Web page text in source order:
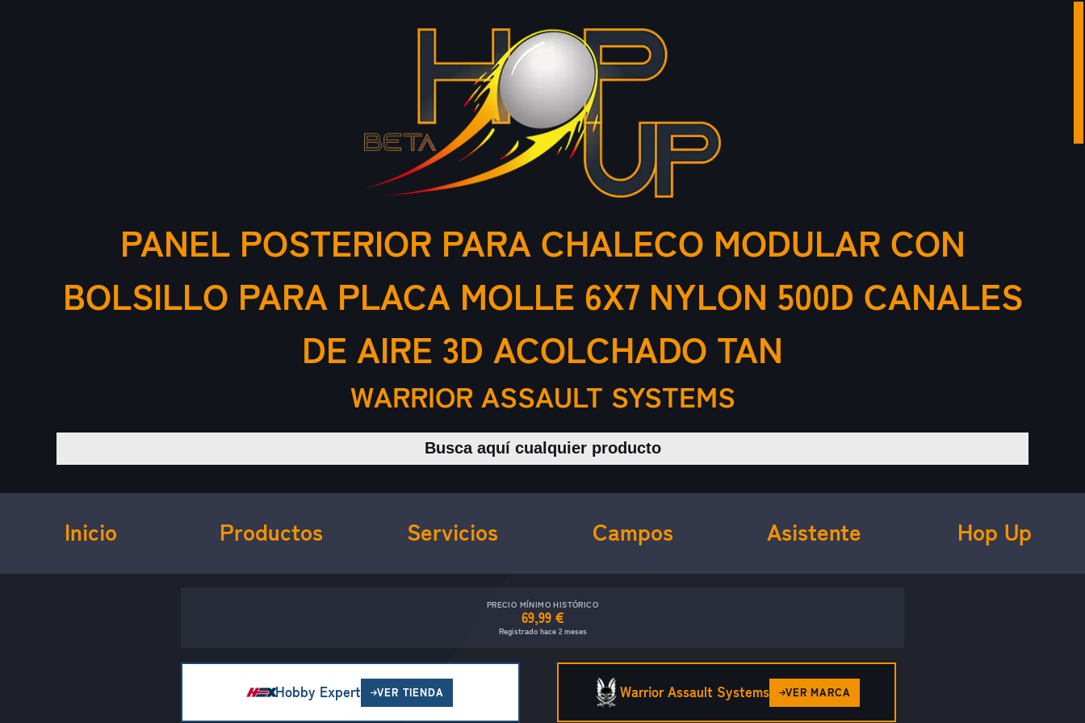
PANEL POSTERIOR PARA CHALECO MODULAR CON
BOLSILLO PARA PLACA MOLLE 6X7 NYLON 500D CANALES
DE AIRE 3D ACOLCHADO TAN
WARRIOR ASSAULT SYSTEMS
Buscar productos
Inicio Productos Servicios Campos Asistente Hop Up
PRECIO MÍNIMO HISTÓRICO
69,99 €
Registrado hace 2 meses
Hobby Expert VER TIENDA Warrior Assault Systems VER MARCA